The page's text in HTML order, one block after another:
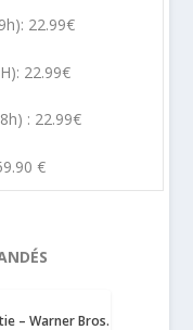
22.99€
22.99€
: 22.99€
€
– Warner Bros.